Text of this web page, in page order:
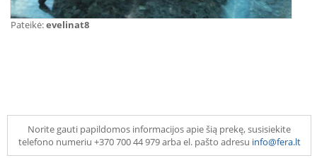
Pateikė:evelinat8
Norite gauti papildomos informacijos apie šią prekę, susisiekite
telefono numeriu +370 700 44 979 arba el. pašto adresu info@fera.lt